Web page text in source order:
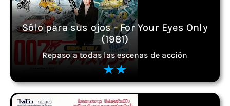
Sólo para sus ojos - For Your Eyes Only
(1981)
Repaso a todas las escenas de acción